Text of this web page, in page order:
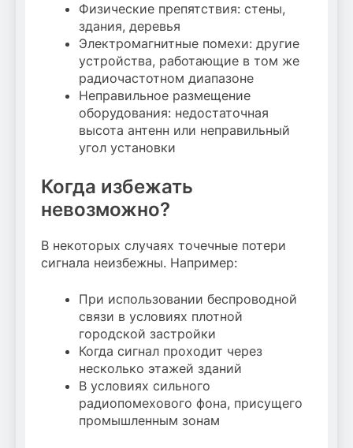
Физические препятствия: стены,
здания, деревья
Электромагнитные помехи: другие
устройства, работающие в том же
радиочастотном диапазоне
Неправильное размещение
оборудования: недостаточная
высота антенн или неправильный
угол установки
Когда избежать
невозможно?
В некоторых случаях точечные потери
сигнала неизбежны. Например:
При использовании беспроводной
связи в условиях плотной
городской застройки
Когда сигнал проходит через
несколько этажей зданий
В условиях сильного
радиопомехового фона, присущего
промышленным зонам